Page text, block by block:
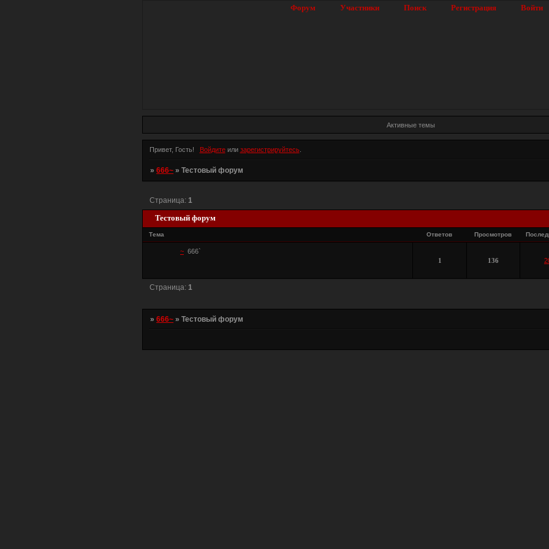
Форум Участники Поиск Регистрация Войти
Активные темы
Привет, Гость! Войдитеили зарегистрируйтесь.
»666~ »Тестовый форум
Тестовый форум
Страница:1
Тема Ответов Просмотров
~ 666`
1
136
Страница: 1
»666~ »Тестовый форум